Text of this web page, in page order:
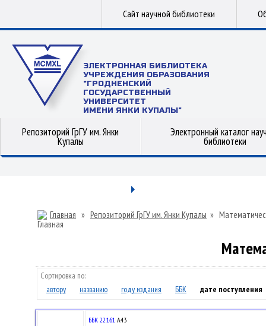
Сайт научной библиотеки
ЭЛЕКТРОННАЯ БИБЛИОТЕКА
УЧРЕЖДЕНИЯ ОБРАЗОВАНИЯ
"ГРОДНЕНСКИЙ
ГОСУДАРСТВЕННЫЙ
УНИВЕРСИТЕТ
ИМЕНИ ЯНКИ КУПАЛЫ"
Репозиторий ГрГУ им. Янки
Купалы
Электронный каталог
библиотеки
Главная » Репозиторий ГрГУ им. Янки Купалы »
Сортировка по:
автору
названию году издания ББК дате поступления
ББК 22.161 А43